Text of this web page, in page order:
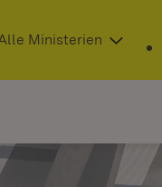
neuem Fenster)
Ministerien